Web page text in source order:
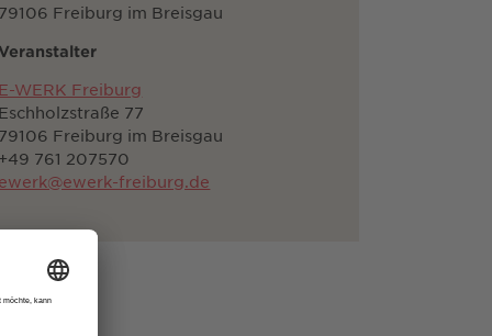
Freiburg im Breisgau
WERK Freiburg
77
Freiburg im Breisgau
761 207570
freiburg.de